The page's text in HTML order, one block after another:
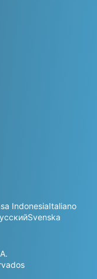
IndonesiaItaliano
Svenska